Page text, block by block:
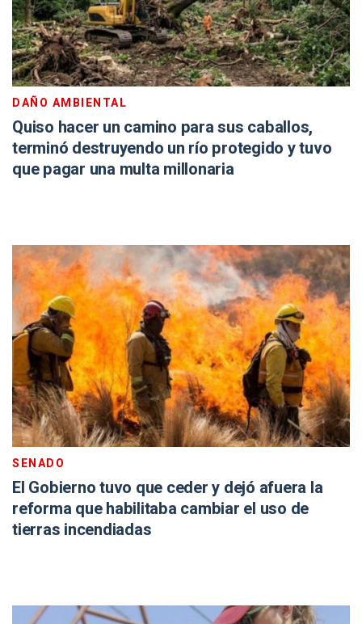
DAÑO AMBIENTAL
Quiso hacer un camino para sus caballos,
terminó destruyendo un río protegido y tuvo
que pagar una multa millonaria
SENADO
El Gobierno tuvo que ceder y dejó afuera la
reforma que habilitaba cambiar el uso de
tierras incendiadas